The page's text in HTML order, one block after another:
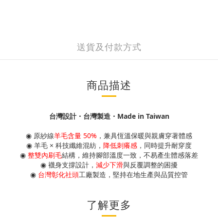
送貨及付款方式
商品描述
台灣設計・台灣製造・Made in Taiwan
◉ 原紗線羊毛含量 50% ，兼具恆溫保暖與親膚穿著體感
◉ 羊毛 × 科技纖維混紡， 降低刺癢感 ，同時提升耐穿度
◉ 整雙內刷毛結構，維持腳部溫度一致，不易產生體感落差
◉ 襪身支撐設計， 減少下滑與反覆調整的困擾
◉ 台灣彰化社頭工廠製造，堅持在地生產與品質控管
了解更多